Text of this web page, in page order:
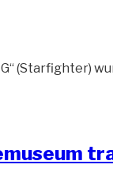
(Starfighter)